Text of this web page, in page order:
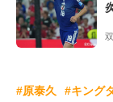
#原泰久 #キング